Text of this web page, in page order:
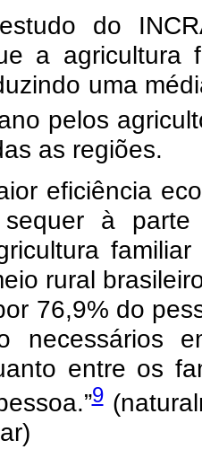
do
a agricultura
uma
pelos
as regiões.
eficiência
sequer à
rural
76,9% do
necessários
entre os
9